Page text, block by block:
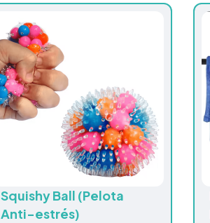
Squishy Ball (Pelota
Anti-estrés)